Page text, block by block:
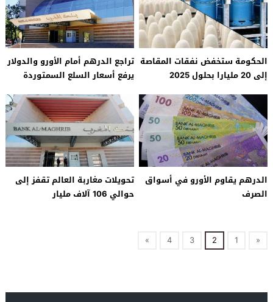
الحكومة ستخفض نفقات المقاصة
إلى 20 مليارا بحلول 2025
تراجع الدرهم أمام الأورو والدولار
يرفع أسعار السلع السمتوردة
الدرهم يقاوم الأورو في أسواق
الصرف
تحويلات مغاربة العالم تقفز إلى
حوالي 106 آلاف مليار
«
1
2
3
4
»